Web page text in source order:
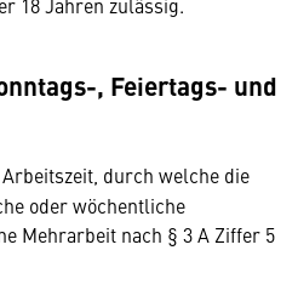
, Feiertags- und
durch welche die
oder wöchentliche
Mehrarbeit nach § 3 A Ziffer 5